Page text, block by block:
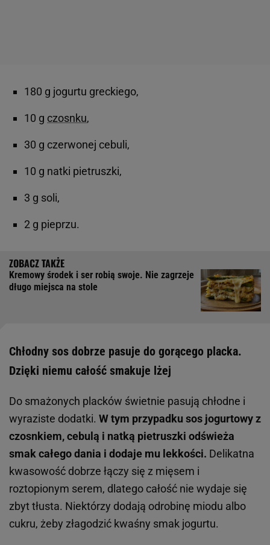
180 g jogurtu greckiego,
10 g czosnku,
30 g czerwonej cebuli,
10 g natki pietruszki,
3 g soli,
2 g pieprzu.
Kremowy środek i ser robią swoje. Nie zagrzeje
długo miejsca na stole
Chłodny sos dobrze pasuje do gorącego placka.
Dzięki niemu całość smakuje lżej
Do smażonych placków świetnie pasują chłodne i
wyraziste dodatki. W tym przypadku sos jogurtowy z
czosnkiem, cebulą i natką pietruszki odświeża
smak całego dania i dodaje mu lekkości. Delikatna
kwasowość dobrze łączy się z mięsem i
roztopionym serem, dlatego całość nie wydaje się
zbyt tłusta. Niektórzy dodają odrobinę miodu albo
cukru, żeby złagodzić kwaśny smak jogurtu.